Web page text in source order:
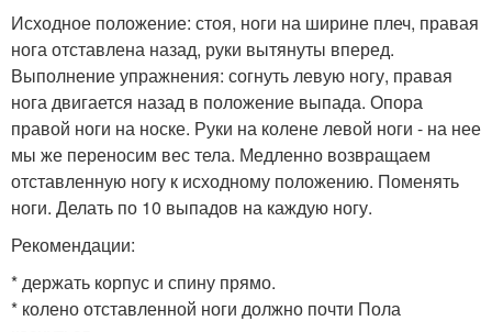
Исходное положение: стоя, ноги на ширине плеч, правая
нога отставлена назад, руки вытянуты вперед.
Выполнение упражнения: согнуть левую ногу, правая
нога двигается назад в положение выпада. Опора
правой ноги на носке. Руки на колене левой ноги - на нее
мы же переносим вес тела. Медленно возвращаем
отставленную ногу к исходному положению. Поменять
ноги. Делать по 10 выпадов на каждую ногу.
Рекомендации:
* держать корпус и спину прямо.
* колено отставленной ноги должно почти Пола